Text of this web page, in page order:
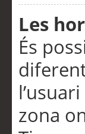
Les
És
zona